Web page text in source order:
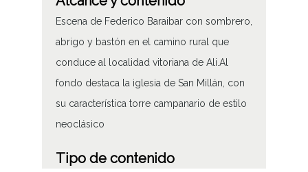
Escena de Federico Baraibar con sombrero,
abrigo y bastón en el camino rural que
conduce al localidad vitoriana de Ali.Al
fondo destaca la iglesia de San Millán, con
su característica torre campanario de estilo
neoclásico
Tipo de contenido